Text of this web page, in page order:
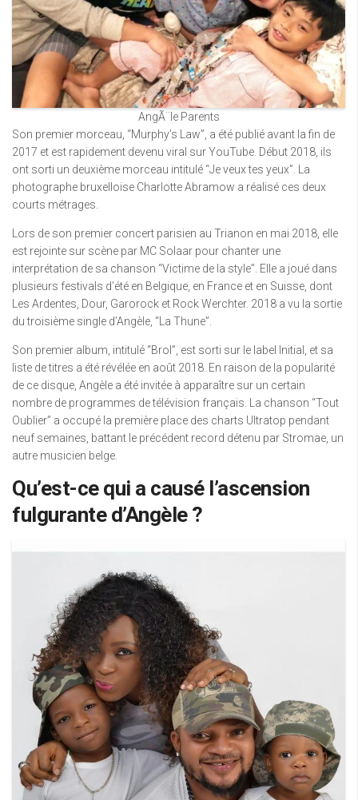
AngÃ¨le Parents
Son premier morceau, “Murphy’s Law”, a été publié avant la fin de
2017 et est rapidement devenu viral sur YouTube. Début 2018, ils
ont sorti un deuxième morceau intitulé “Je veux tes yeux”. La
photographe bruxelloise Charlotte Abramow a réalisé ces deux
courts métrages.
Lors de son premier concert parisien au Trianon en mai 2018, elle
est rejointe sur scène par MC Solaar pour chanter une
interprétation de sa chanson “Victime de la style”. Elle a joué dans
plusieurs festivals d’été en Belgique, en France et en Suisse, dont
Les Ardentes, Dour, Garorock et Rock Werchter. 2018 a vu la sortie
du troisième single d’Angèle, “La Thune”.
Son premier album, intitulé “Brol”, est sorti sur le label Initial, et sa
liste de titres a été révélée en août 2018. En raison de la popularité
de ce disque, Angèle a été invitée à apparaître sur un certain
nombre de programmes de télévision français. La chanson “Tout
Oublier” a occupé la première place des charts Ultratop pendant
neuf semaines, battant le précédent record détenu par Stromae, un
autre musicien belge.
Qu’est-ce qui a causé l’ascension
fulgurante d’Angèle ?